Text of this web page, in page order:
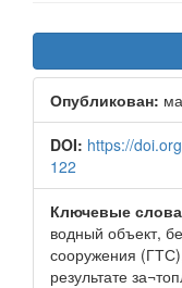
Боковая
панель
статьи
Опубликован:
DOI: https://
122
Ключевые
водный объект,
сооружения
результате